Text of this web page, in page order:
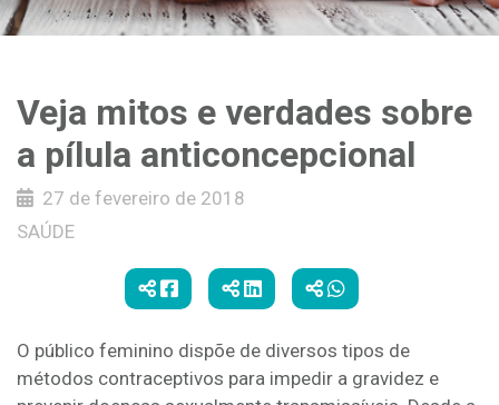
Veja mitos e verdades sobre
a pílula anticoncepcional
27 de fevereiro de 2018
SAÚDE
O público feminino dispõe de diversos tipos de
métodos contraceptivos para impedir a gravidez e